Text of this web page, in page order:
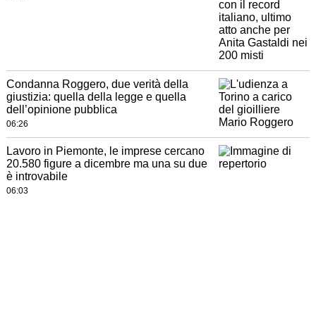
Condanna Roggero, due verità della
giustizia: quella della legge e quella
dell’opinione pubblica
06:26
Lavoro in Piemonte, le imprese cercano
20.580 figure a dicembre ma una su due
è introvabile
06:03